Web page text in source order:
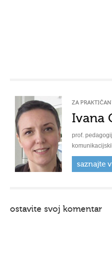
ZA
Ivana
prof.
saznajte
ostavite svoj komentar